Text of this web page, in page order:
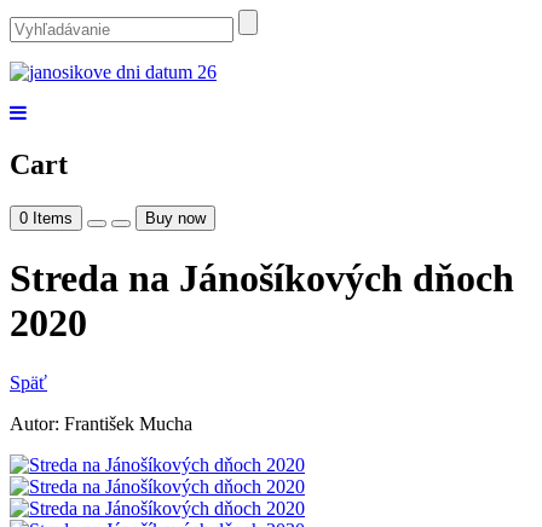
Cart
0 Items Buy now
Streda na Jánošíkových dňoch
2020
Späť
Autor: František Mucha